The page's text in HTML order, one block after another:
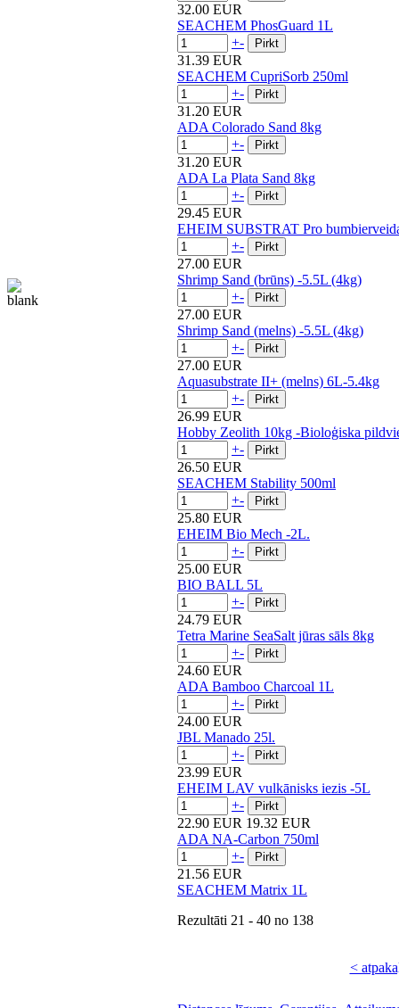
32.00 EUR
SEACHEM PhosGuard 1L
+-
31.39 EUR
SEACHEM CupriSorb 250ml
+-
31.20 EUR
ADA Colorado Sand 8kg
+-
31.20 EUR
ADA La Plata Sand 8kg
+-
29.45 EUR
EHEIM SUBSTRAT Pro
+-
27.00 EUR
Shrimp Sand (brūns) -5.5L (4kg)
+-
27.00 EUR
Shrimp Sand (melns) -5.5L (4kg)
+-
27.00 EUR
Aquasubstrate II+ (melns) 6L-5.4kg
+-
26.99 EUR
Hobby Zeolith 10kg -Bioloģiska
+-
26.50 EUR
SEACHEM Stability 500ml
+-
25.80 EUR
EHEIM Bio Mech -2L.
+-
25.00 EUR
BIO BALL 5L
+-
24.79 EUR
Tetra Marine SeaSalt jūras sāls 8kg
+-
24.60 EUR
ADA Bamboo Charcoal 1L
+-
24.00 EUR
JBL Manado 25l.
+-
23.99 EUR
EHEIM LAV vulkānisks iezis -5L
+-
22.90 EUR 19.32 EUR
ADA NA-Carbon 750ml
+-
21.56 EUR
SEACHEM Matrix 1L
Rezultāti 21 - 40 no 138
<